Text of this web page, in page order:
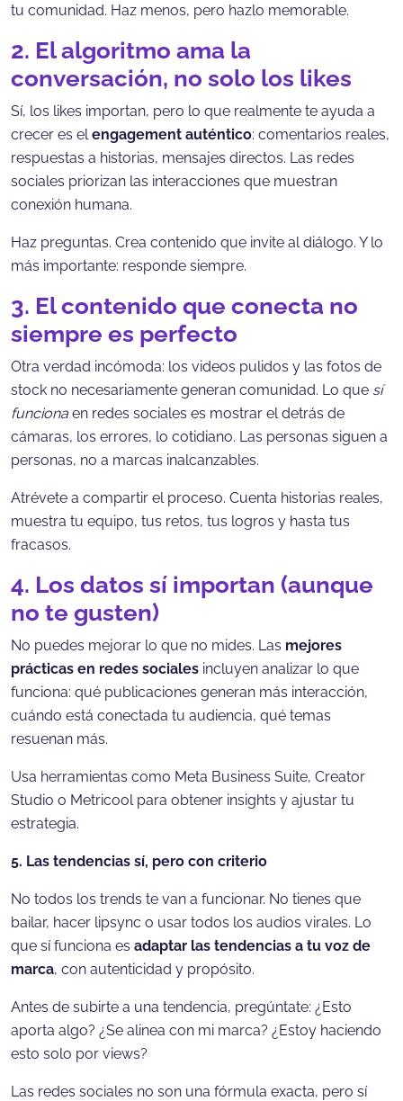
tu comunidad. Haz menos, pero hazlo memorable.
2. El algoritmo ama la
conversación, no solo los likes
Sí, los likes importan, pero lo que realmente te ayuda a
crecer es elengagement auténtico: comentarios reales,
respuestas a historias, mensajes directos. Las redes
sociales priorizan las interacciones que muestran
conexión humana.
Haz preguntas. Crea contenido que invite al diálogo. Y lo
más importante: responde siempre.
3. El contenido que conecta no
siempre es perfecto
Otra verdad incómoda: los videos pulidos y las fotos de
stock no necesariamente generan comunidad. Lo que sí
funciona en redes sociales es mostrar el detrás de
cámaras, los errores, lo cotidiano. Las personas siguen a
personas, no a marcas inalcanzables.
Atrévete a compartir el proceso. Cuenta historias reales,
muestra tu equipo, tus retos, tus logros y hasta tus
fracasos.
4. Los datos sí importan (aunque
no te gusten)
No puedes mejorar lo que no mides. Las mejores
prácticas en redes sociales incluyen analizar lo que
funciona: qué publicaciones generan más interacción,
cuándo está conectada tu audiencia, qué temas
resuenan más.
Usa herramientas como Meta Business Suite, Creator
Studio o Metricool para obtener insights y ajustar tu
estrategia.
5. Las tendencias sí, pero con criterio
No todos los trends te van a funcionar. No tienes que
bailar, hacer lipsync o usar todos los audios virales. Lo
que sí funciona es adaptar las tendencias a tu voz de
marca, con autenticidad y propósito.
Antes de subirte a una tendencia, pregúntate: ¿Esto
aporta algo? ¿Se alinea con mi marca? ¿Estoy haciendo
esto solo por views?
Las redes sociales no son una fórmula exacta, pero sí